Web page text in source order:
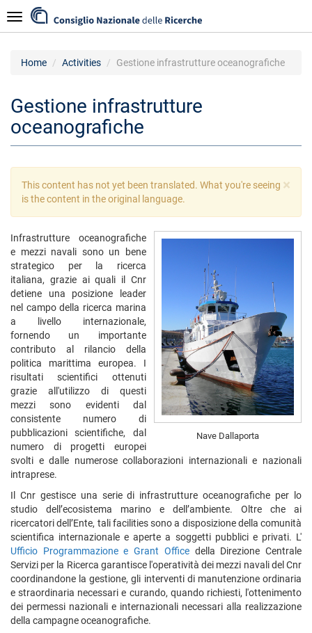
to
main
Navigazione
Home Activities Gestione infrastrutture oceanografiche
Gestione infrastrutture
oceanografiche
×
Warning
message
This content has not yet been translated. What you're seeing
is the content in the original language.
Nave Dallaporta
Infrastrutture oceanografiche
e mezzi navali sono un bene
strategico per la ricerca
italiana, grazie ai quali il Cnr
detiene una posizione leader
nel campo della ricerca marina
a livello internazionale,
fornendo un importante
contributo al rilancio della
politica marittima europea. I
risultati scientifici ottenuti
grazie all'utilizzo di questi
mezzi sono evidenti dal
consistente numero di
pubblicazioni scientifiche, dal
numero di progetti europei
svolti e dalle numerose collaborazioni internazionali e nazionali
intraprese.
Il Cnr gestisce una serie di infrastrutture oceanografiche per lo
studio dell’ecosistema marino e dell’ambiente. Oltre che ai
ricercatori dell’Ente, tali facilities sono a disposizione della comunità
scientifica internazionale e aperte a soggetti pubblici e privati. L'
Ufficio Programmazione e Grant Officedella Direzione Centrale
Servizi per la Ricerca garantisce l'operatività dei mezzi navali del Cnr
coordinandone la gestione, gli interventi di manutenzione ordinaria
e straordinaria necessari e curando, quando richiesti, l'ottenimento
dei permessi nazionali e internazionali necessari alla realizzazione
della campagne oceanografiche.